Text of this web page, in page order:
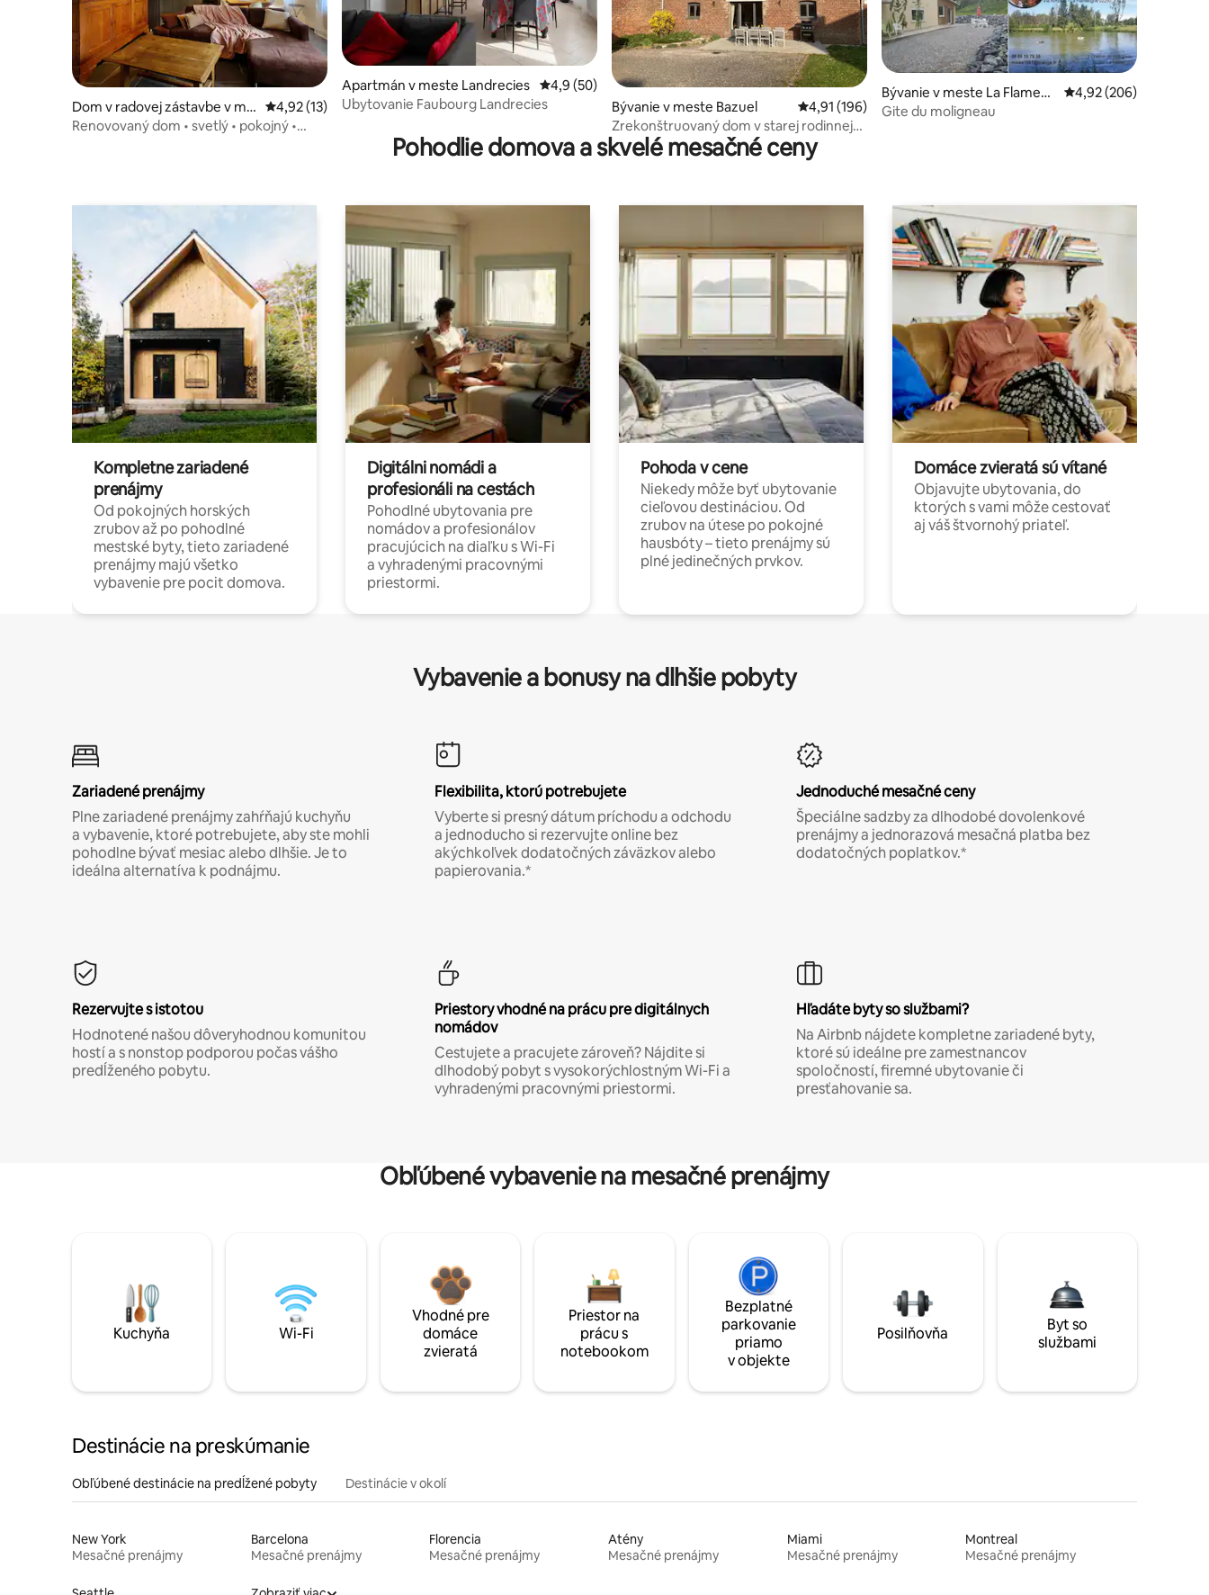
Dom v radovej zástavbe v me
ste Étreux
Priemerné ohodnotenie 4,92 z 5, počet hodnotení: 13
4,92 (13)
Renovovaný dom • svetlý • pokojný •
Apartmán v meste Landrecies Priemerné ohodnotenie 4,9 z 5, počet hodnotení: 50
4,9 (50)
Ubytovanie Faubourg Landrecies
Bývanie v meste Bazuel Priemerné ohodnotenie 4,91 z 5, počet hodnotení: 196
4,91 (196)
Zrekonštruovaný dom v starej rodinnej
farme
Bývanie v meste La Flameng
rie
Priemerné
4,92 (206)
Gite du moligneau
Pohodlie domova a skvelé mesačné ceny
Kompletne zariadené
prenájmy
Od pokojných horských
zrubov až po pohodlné
mestské byty, tieto zariadené
prenájmy majú všetko
vybavenie pre pocit domova.
Digitálni nomádi a
profesionáli na cestách
Pohodlné ubytovania pre
nomádov a profesionálov
pracujúcich na diaľku s Wi-Fi
a vyhradenými pracovnými
priestormi.
Pohoda v cene
Niekedy môže byť ubytovanie
cieľovou destináciou. Od
zrubov na útese po pokojné
hausbóty – tieto prenájmy sú
plné jedinečných prvkov.
Domáce zvieratá sú vítané
Objavujte ubytovania, do
ktorých s vami môže cestovať
aj váš štvornohý priateľ.
Vybavenie a bonusy na dlhšie pobyty
Zariadené prenájmy
Plne zariadené prenájmy zahŕňajú kuchyňu
a vybavenie, ktoré potrebujete, aby ste mohli
pohodlne bývať mesiac alebo dlhšie. Je to
ideálna alternatíva k podnájmu.
Flexibilita, ktorú potrebujete
Vyberte si presný dátum príchodu a odchodu
a jednoducho si rezervujte online bez
akýchkoľvek dodatočných záväzkov alebo
papierovania.*
Jednoduché mesačné ceny
Špeciálne sadzby za dlhodobé dovolenkové
prenájmy a jednorazová mesačná platba bez
dodatočných poplatkov.*
Rezervujte s istotou
Hodnotené našou dôveryhodnou komunitou
hostí a s nonstop podporou počas vášho
predĺženého pobytu.
Priestory vhodné na prácu pre digitálnych
nomádov
Cestujete a pracujete zároveň? Nájdite si
dlhodobý pobyt s vysokorýchlostným Wi-Fi a
vyhradenými pracovnými priestormi.
Hľadáte byty so službami?
Na Airbnb nájdete kompletne zariadené byty,
ktoré sú ideálne pre zamestnancov
spoločností, firemné ubytovanie či
presťahovanie sa.
Obľúbené vybavenie na mesačné prenájmy
Kuchyňa Wi-Fi
Vhodné pre
domáce
zvieratá
Priestor na
prácu s
notebookom
Bezplatné
parkovanie
priamo
v objekte
Posilňovňa
Byt so
službami
Destinácie na preskúmanie
Obľúbené destinácie na predĺžené pobyty Destinácie v okolí
New York
Mesačné prenájmy
Barcelona
Mesačné prenájmy
Florencia
Mesačné prenájmy
Atény
Mesačné prenájmy
Miami
Mesačné prenájmy
Montreal
Mesačné prenájmy